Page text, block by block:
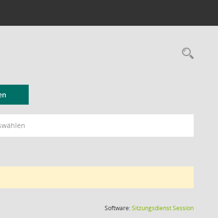
Software:SitzungsdienstSession(Wird in